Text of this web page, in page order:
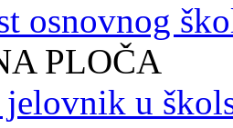
osnovnog
PLOČA
u